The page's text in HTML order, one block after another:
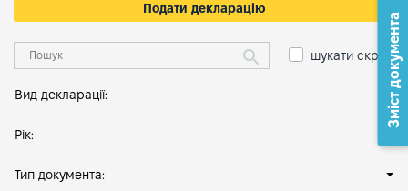
Подати декларацію
шукати скрізь
Вид декларації:
Рік:
Тип документа:
Зміст документа